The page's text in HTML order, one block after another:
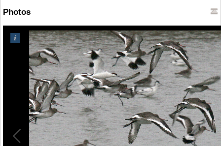
Photos